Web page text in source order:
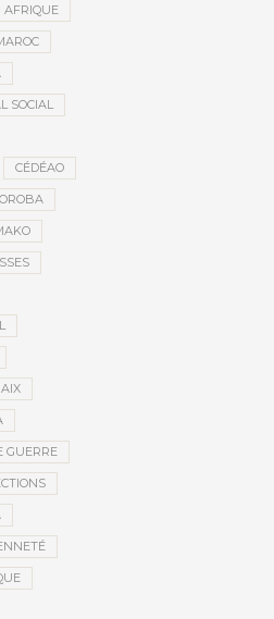
AFRIQUE
SOCIAL
CÉDÉAO
GUERRE